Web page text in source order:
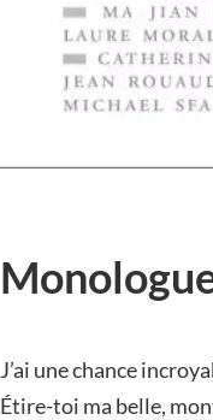
J’ai une chance
Étire-toi ma belle,